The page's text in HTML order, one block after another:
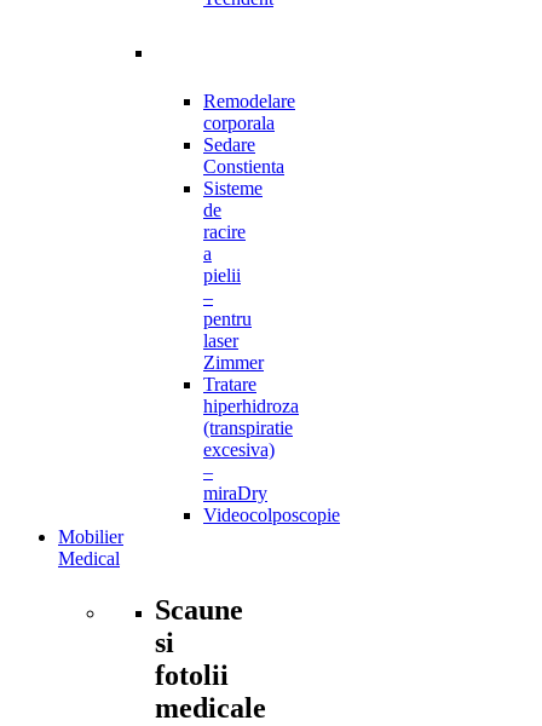
Remodelare
corporala
Sedare
Constienta
Sisteme
de
racire
a
pielii
–
pentru
laser
Zimmer
Tratare
hiperhidroza
(transpiratie
excesiva)
–
miraDry
Videocolposcopie
Mobilier
Medical
Scaune
si
fotolii
medicale